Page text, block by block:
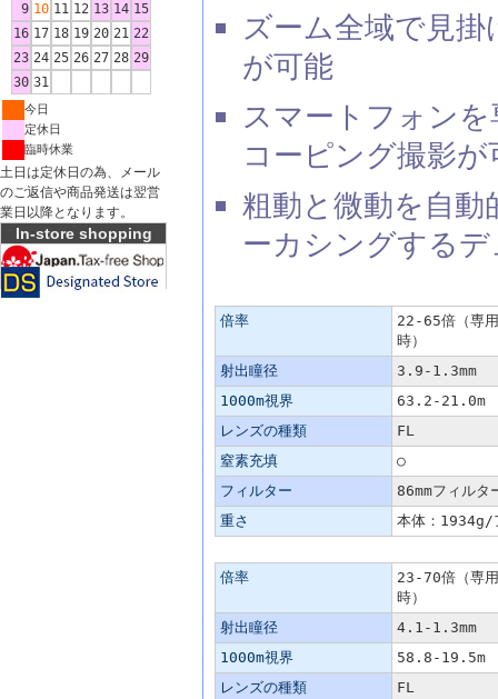
9 10 11 12 13 14 15
16 17 18 19 20 21 22
23 24 25 26 27 28 29
30 31
今日
定休日
臨時休業
土日は定休日の為、メール
のご返信や商品発送は翌営
業日以降となります。
In-store shopping
ズーム全域で見
が可能
スマートフォン
コーピング撮影が
粗動と微動を自
ーカシングする
倍率
22-65倍（専
時）
射出瞳径
3.9-1.3mm
1000m視界
63.2-21.0m
レンズの種類
FL
窒素充填
○
フィルター
86mmフィルタ
重さ
本体：1934g/
倍率
23-70倍（専
時）
射出瞳径
4.1-1.3mm
1000m視界
58.8-19.5m
レンズの種類
FL